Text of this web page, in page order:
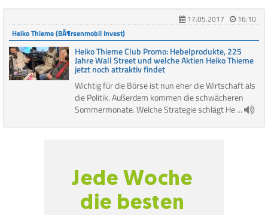
17.05.2017
16:10
Heiko Thieme (BÃ¶rsenmobil Invest)
Heiko Thieme Club Promo: Hebelprodukte, 225
Jahre Wall Street und welche Aktien Heiko Thieme
jetzt noch attraktiv findet
Wichtig für die Börse ist nun eher die Wirtschaft als
die Politik. Außerdem kommen die schwächeren
Sommermonate. Welche Strategie schlägt He ...